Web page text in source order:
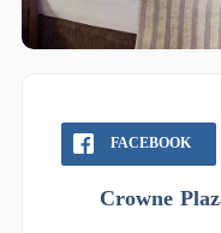
FACEBOOK